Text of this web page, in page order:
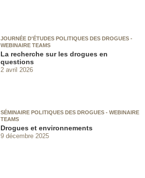
JOURNÉE D'ÉTUDES POLITIQUES DES DROGUES -
WEBINAIRE TEAMS
La recherche sur les drogues en
questions
2 avril 2026
SÉMINAIRE POLITIQUES DES DROGUES - WEBINAIRE
TEAMS
Drogues et environnements
9 décembre 2025